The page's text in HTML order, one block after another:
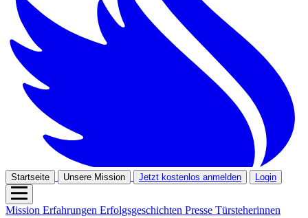
Startseite Unsere Mission Jetzt kostenlos anmelden Login
Mission Erfahrungen Erfolgsgeschichten Presse Türsteherinnen